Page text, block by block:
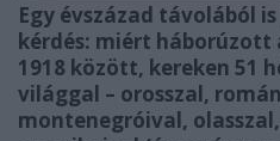
Egy évszázad távolából
kérdés: miért háborúzott
1918 között, kereken 51
világgal – orosszal,
montenegróival,